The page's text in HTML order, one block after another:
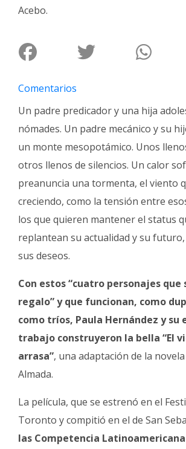
Fúnebres
Acebo.
Comentarios
Un padre predicador y una hija
nómades. Un padre mecánico y su
un monte mesopotámico. Unos
otros llenos de silencios. Un calor
preanuncia una tormenta, el viento
creciendo, como la tensión entre
los que quieren mantener el status
replantean su actualidad y su
sus deseos.
Con estos “cuatro personajes que
regalo” y que funcionan, como
como tríos, Paula Hernández y su
trabajo construyeron la bella “El
arrasa”, una adaptación de la novela
Almada.
La película, que se estrenó en el
Toronto y compitió en el de San
las Competencia Latinoamericana